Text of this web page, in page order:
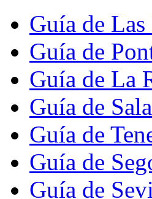
Guía de Las
Guía de
Guía de La
Guía de
Guía de
Guía de
Guía de